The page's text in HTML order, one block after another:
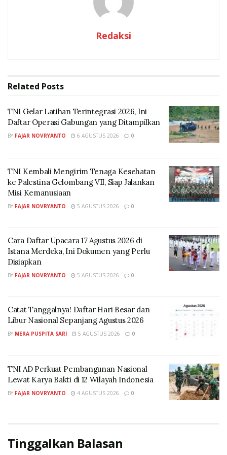
“Semakin gizinya terpenuhi, semakin SDM Indonesia
memenangkan persaingan global, Program Makan
Bergizi Gratis juga bisa menopang pertumbuhan
ekonomi Indonesia.
Cirebon, Assoc.Prof.Dr. Chandra Lukita SE., MM., MTI
(Foto: dok. pribadi)
(SDM) yang baik baik pula.
Ia meyakini, salah satu upaya yang dilakukan
Terlebih, menurut Chandra, pemerintah telah
Redaksi
Related Posts
TNI Gelar Latihan Terintegrasi 2026, Ini
Daftar Operasi Gabungan yang Ditampilkan
BY FAJAR NOVRYANTO 6 AGUSTUS 2026 0
TNI Kembali Mengirim Tenaga Kesehatan
ke Palestina Gelombang VII, Siap Jalankan
Misi Kemanusiaan
BY FAJAR NOVRYANTO 5 AGUSTUS 2026 0
Cara Daftar Upacara 17 Agustus 2026 di
Istana Merdeka, Ini Dokumen yang Perlu
Disiapkan
BY FAJAR NOVRYANTO 5 AGUSTUS 2026 0
Catat Tanggalnya! Daftar Hari Besar dan
Libur Nasional Sepanjang Agustus 2026
BY MERA PUSPITA SARI 5 AGUSTUS 2026 0
TNI AD Perkuat Pembangunan Nasional
Lewat Karya Bakti di 12 Wilayah Indonesia
BY FAJAR NOVRYANTO 4 AGUSTUS 2026 0
Tinggalkan Balasan